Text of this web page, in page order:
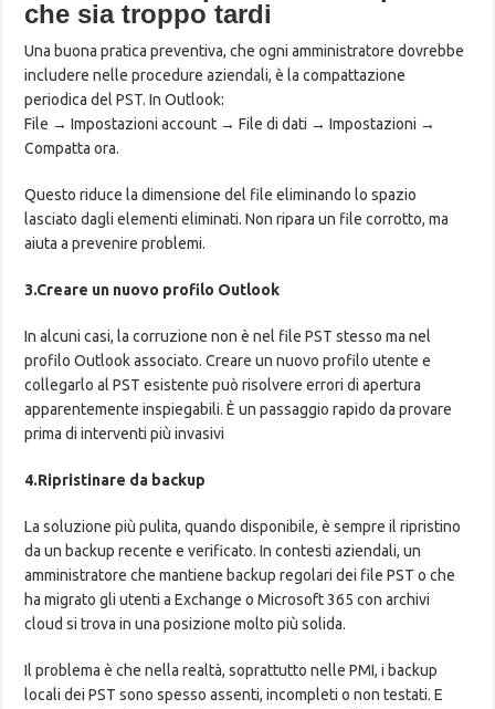
che sia troppo tardi
Una buona pratica preventiva, che ogni amministratore dovrebbe
includere nelle procedure aziendali, è la compattazione
periodica del PST. In Outlook:
File → Impostazioni account → File di dati → Impostazioni →
Compatta ora.
Questo riduce la dimensione del file eliminando lo spazio
lasciato dagli elementi eliminati. Non ripara un file corrotto, ma
aiuta a prevenire problemi.
3.Creare un nuovo profilo Outlook
In alcuni casi, la corruzione non è nel file PST stesso ma nel
profilo Outlook associato. Creare un nuovo profilo utente e
collegarlo al PST esistente può risolvere errori di apertura
apparentemente inspiegabili. È un passaggio rapido da provare
prima di interventi più invasivi
4.Ripristinare da backup
La soluzione più pulita, quando disponibile, è sempre il ripristino
da un backup recente e verificato. In contesti aziendali, un
amministratore che mantiene backup regolari dei file PST o che
ha migrato gli utenti a Exchange o Microsoft 365 con archivi
cloud si trova in una posizione molto più solida.
Il problema è che nella realtà, soprattutto nelle PMI, i backup
locali dei PST sono spesso assenti, incompleti o non testati. E